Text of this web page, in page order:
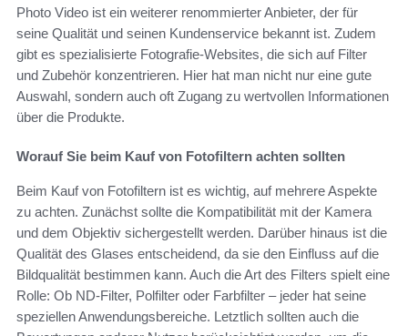
Photo Video ist ein weiterer renommierter Anbieter, der für
seine Qualität und seinen Kundenservice bekannt ist. Zudem
gibt es spezialisierte Fotografie-Websites, die sich auf Filter
und Zubehör konzentrieren. Hier hat man nicht nur eine gute
Auswahl, sondern auch oft Zugang zu wertvollen Informationen
über die Produkte.
Worauf Sie beim Kauf von Fotofiltern achten sollten
Beim Kauf von Fotofiltern ist es wichtig, auf mehrere Aspekte
zu achten. Zunächst sollte die Kompatibilität mit der Kamera
und dem Objektiv sichergestellt werden. Darüber hinaus ist die
Qualität des Glases entscheidend, da sie den Einfluss auf die
Bildqualität bestimmen kann. Auch die Art des Filters spielt eine
Rolle: Ob ND-Filter, Polfilter oder Farbfilter – jeder hat seine
speziellen Anwendungsbereiche. Letztlich sollten auch die